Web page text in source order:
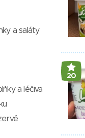
20
a saláty
a léčiva